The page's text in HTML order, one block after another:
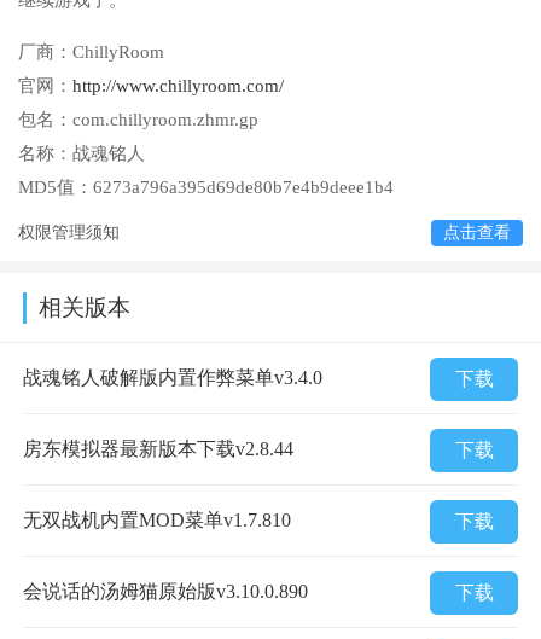
厂商： ChillyRoom
官网： http://www.chillyroom.com/
包名： com.chillyroom.zhmr.gp
名称： 战魂铭人
MD5值： 6273a796a395d69de80b7e4b9deee1b4
权限管理须知 点击查看
相关版本
战魂铭人破解版内置作弊菜单v3.4.0 下载
房东模拟器最新版本下载v2.8.44 下载
无双战机内置MOD菜单v1.7.810 下载
会说话的汤姆猫原始版v3.10.0.890 下载